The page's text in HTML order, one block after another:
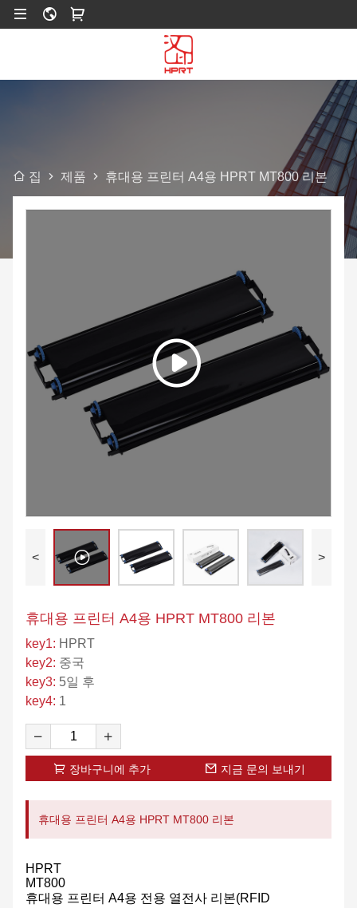
집 제품 휴대용 프린터 A4용 HPRT MT800 리본
< >
휴대용 프린터 A4용 HPRT MT800 리본
key1: HPRT
key2: 중국
key3: 5일 후
key4: 1
장바구니에 추가 지금 문의 보내기
휴대용 프린터 A4용 HPRT MT800 리본
HPRT
MT800
휴대용 프린터 A4용 전용 열전사 리본(RFID